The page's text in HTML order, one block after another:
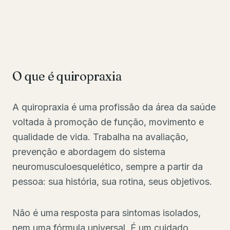
O que é quiropraxia
A quiropraxia é uma profissão da área da saúde
voltada à promoção de função, movimento e
qualidade de vida. Trabalha na avaliação,
prevenção e abordagem do sistema
neuromusculoesquelético, sempre a partir da
pessoa: sua história, sua rotina, seus objetivos.
Não é uma resposta para sintomas isolados,
nem uma fórmula universal. É um cuidado